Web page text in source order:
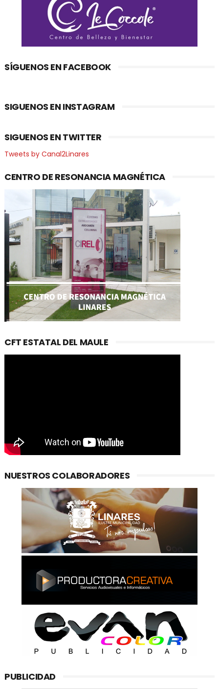
SÍGUENOS EN FACEBOOK
SIGUENOS EN INSTAGRAM
SIGUENOS EN TWITTER
Tweets by Canal2Linares
CENTRO DE RESONANCIA MAGNÉTICA
CFT ESTATAL DEL MAULE
NUESTROS COLABORADORES
PUBLICIDAD